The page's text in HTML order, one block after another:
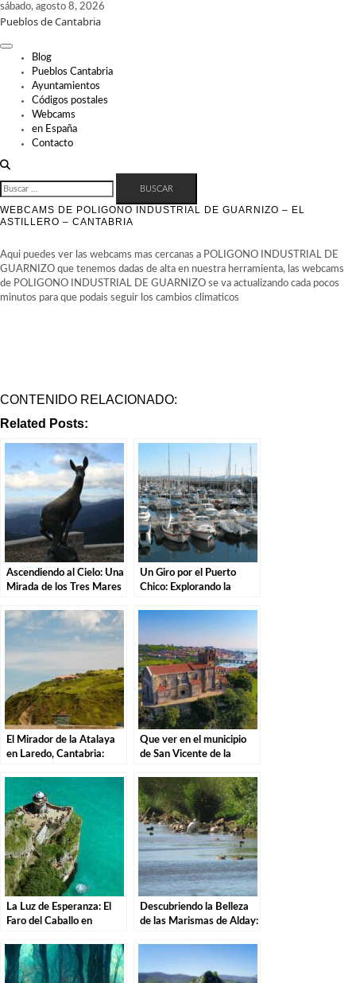
Skip
to
sábado, agosto 8, 2026
Pueblos de Cantabria
Blog
Pueblos Cantabria
Ayuntamientos
Códigos postales
Webcams
en España
Contacto
BUSCAR:
WEBCAMS DE POLIGONO INDUSTRIAL DE GUARNIZO – EL
ASTILLERO – CANTABRIA
Aqui puedes ver las webcams mas cercanas a POLIGONO INDUSTRIAL DE
GUARNIZO que tenemos dadas de alta en nuestra herramienta, las webcams
de POLIGONO INDUSTRIAL DE GUARNIZO se va actualizando cada pocos
minutos para que podais seguir los cambios climaticos
CONTENIDO RELACIONADO:
Related Posts:
Ascendiendo al Cielo: Una
Mirada de los Tres Mares
Un Giro por el Puerto
Chico: Explorando la
El Mirador de la Atalaya
en Laredo, Cantabria:
Que ver en el municipio
de San Vicente de la
La Luz de Esperanza: El
Faro del Caballo en
Descubriendo la Belleza
de las Marismas de Alday: